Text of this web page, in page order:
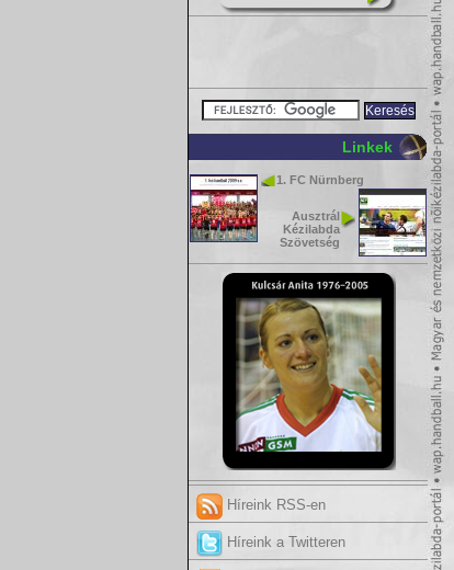
Linkek
1. FC Nürnberg
Ausztrál
Kézilabda
Szövetség
Híreink RSS-en
Híreink a Twitteren